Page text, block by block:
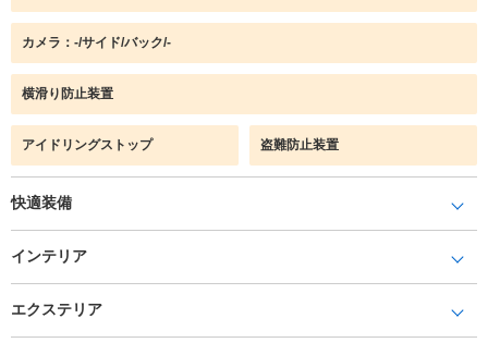
カメラ：-/サイド/バック/-
横滑り防止装置
アイドリングストップ 盗難防止装置
快適装備
インテリア
エクステリア